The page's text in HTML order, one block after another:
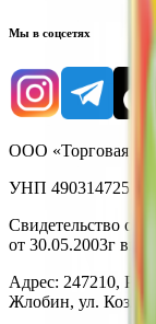
Мы в соцсетях
ООО «Торговая
УНП 490314725
Свидетельство о
от 30.05.2003г
Адрес: 247210,
Жлобин, ул.